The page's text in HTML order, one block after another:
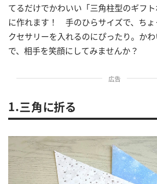
てるだけでかわいい「三角柱型のギフ
に作れます！ 手のひらサイズで、ちょ
クセサリーを入れるのにぴったり。か
で、相手を笑顔にしてみませんか？
広告
1.三角に折る